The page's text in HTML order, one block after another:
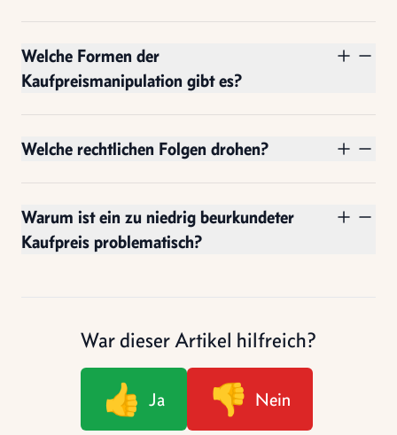
Welche Formen der
Kaufpreismanipulation gibt es?
Welche rechtlichen Folgen drohen?
Warum ist ein zu niedrig beurkundeter
Kaufpreis problematisch?
War dieser Artikel hilfreich?
👍 Ja 👎 Nein